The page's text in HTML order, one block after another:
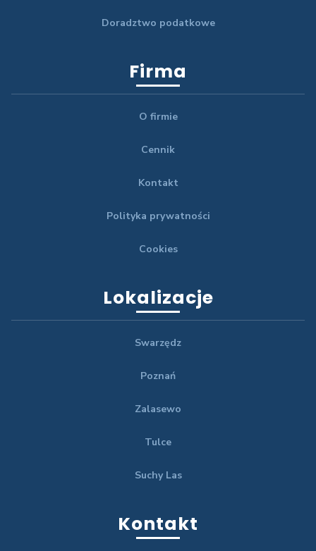
Doradztwo podatkowe
Firma
O firmie
Cennik
Kontakt
Polityka prywatności
Cookies
Lokalizacje
Swarzędz
Poznań
Zalasewo
Tulce
Suchy Las
Kontakt